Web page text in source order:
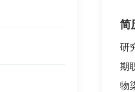
简
研
期
物